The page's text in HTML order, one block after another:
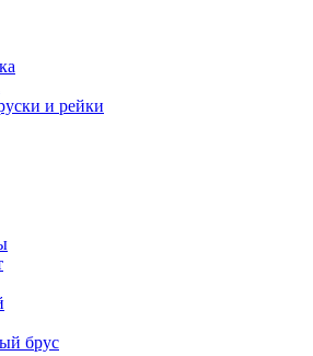
и рейки
брус